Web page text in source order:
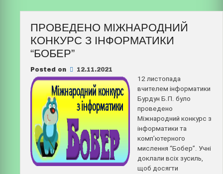
ПРОВЕДЕНО МІЖНАРОДНИЙ
КОНКУРС З ІНФОРМАТИКИ
“БОБЕР”
Posted on 12.11.2021
12 листопада
вчителем інформатики
Бурдун Б.П. було
проведено
Міжнародний конкурс з
інформатики та
комп’ютерного
мислення “Бобер”. Учні
доклали всіх зусиль,
щоб досягти